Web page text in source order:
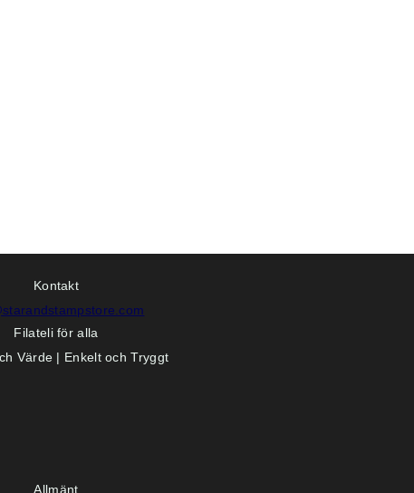
Kontakt
Filateli för alla
Värde | Enkelt och Tryggt
Allmänt